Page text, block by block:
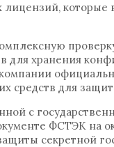
которые
для хранения
средств для
с
ФСТЭК на
секретной